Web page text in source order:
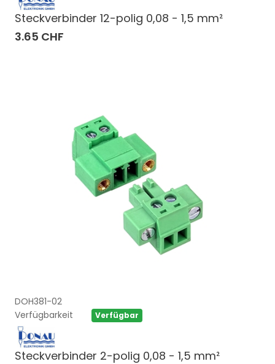
Steckverbinder 12-polig 0,08 - 1,5 mm²
3.65 CHF
DOH381-02
Verfügbarkeit
Verfügbar
Steckverbinder 2-polig 0,08 - 1,5 mm²